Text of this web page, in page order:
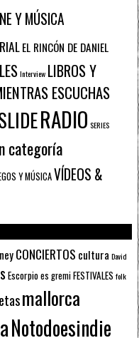
Y MÚSICA
EL RINCÓN DE DANIEL
Interview LIBROS Y
ESCUCHAS
RADIO SERIES
categoría
Y MÚSICAVÍDEOS &
CONCIERTOS cultura David
Escorpioes gremiFESTIVALES folk
mallorca
Notodoesindie